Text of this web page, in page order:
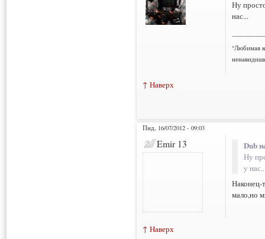
Ну
нас...
"Любимая
↑ Наверх
Пнд, 16/07/2012 - 09:03
Emir 13 Dub
Ну
у
Наконец-
мало,но
↑ Наверх